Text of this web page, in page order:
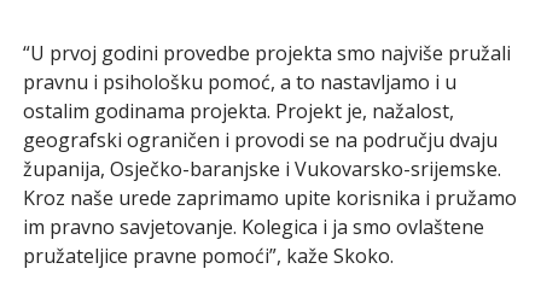
“U prvoj godini provedbe projekta smo najviše pružali
pravnu i psihološku pomoć, a to nastavljamo i u
ostalim godinama projekta. Projekt je, nažalost,
geografski ograničen i provodi se na području dvaju
županija, Osječko-baranjske i Vukovarsko-srijemske.
Kroz naše urede zaprimamo upite korisnika i pružamo
im pravno savjetovanje. Kolegica i ja smo ovlaštene
pružateljice pravne pomoći”, kaže Skoko.